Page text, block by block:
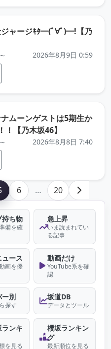
ジャージｷﾀ━(ﾟ∀ﾟ)━!【乃
2026年8月9日 0:59
ムーンゲストは5期生か
【乃木坂46】
2026年8月8日 7:40
6 … 20
持ち物
備を確
急上昇
いま読まれてい
る記事
ース
画を優
動画だけ
YouTube系を確
認
ー別
探す
坂道DB
データとツール
ランキ
を見る
櫻坂ランキン
グ
最新順位を見る